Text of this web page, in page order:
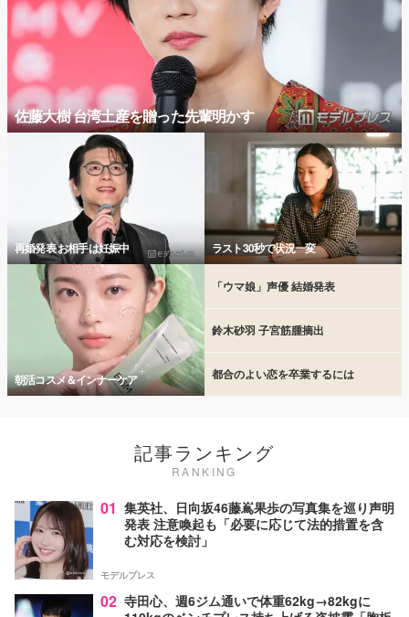
佐藤大樹 台湾土産を贈った先輩明かす
再婚発表 お相手は妊娠中 ラスト30秒で状況一変
朝活コスメ＆インナーケア
「ウマ娘」声優 結婚発表
鈴木砂羽 子宮筋腫摘出
都合のよい恋を卒業するには
記事ランキング
RANKING
01 集英社、日向坂46藤嶌果歩の写真集を巡り声明
発表 注意喚起も「必要に応じて法的措置を含
む対応を検討」
モデルプレス
02 寺田心、週6ジム通いで体重62kg→82kgに